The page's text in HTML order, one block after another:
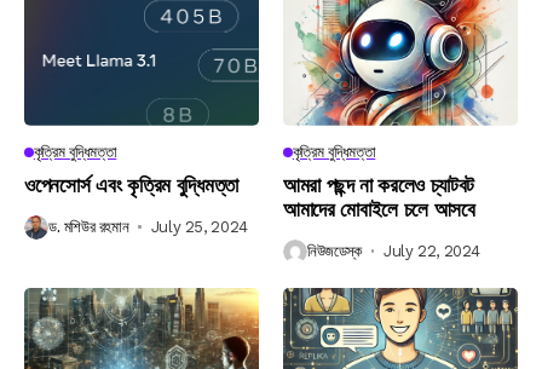
কৃত্রিম বুদ্ধিমত্তা
ওপেনসোর্স এবং কৃত্রিম বুদ্ধিমত্তা
ড. মশিউর রহমান July 25, 2024
কৃত্রিম বুদ্ধিমত্তা
আমরা পছন্দ না করলেও চ্যাটবট
আমাদের মোবাইলে চলে আসবে
নিউজডেস্ক July 22, 2024